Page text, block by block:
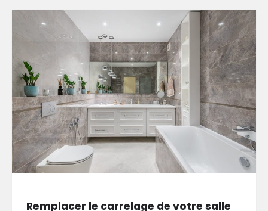
Remplacer le carrelage de votre salle